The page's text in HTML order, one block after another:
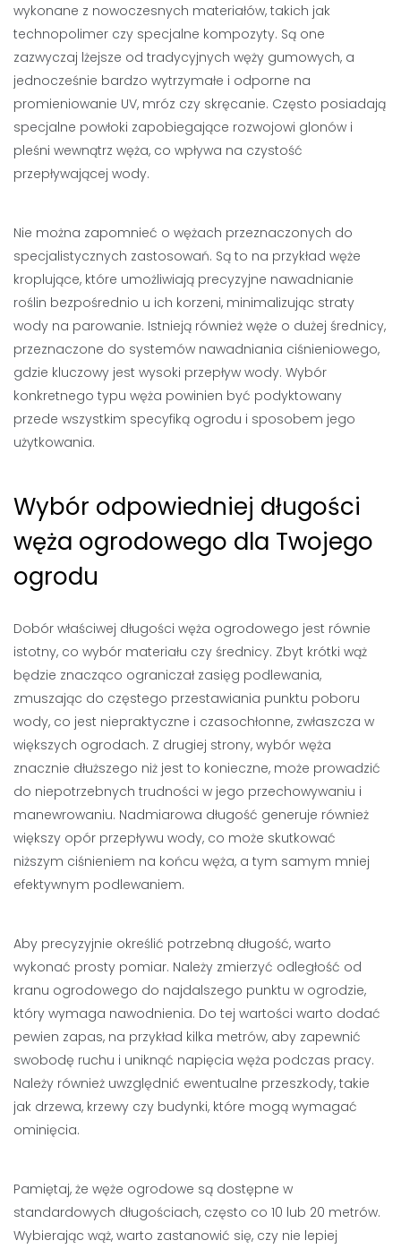
wykonane z nowoczesnych materiałów, takich jak
technopolimer czy specjalne kompozyty. Są one
zazwyczaj lżejsze od tradycyjnych węży gumowych, a
jednocześnie bardzo wytrzymałe i odporne na
promieniowanie UV, mróz czy skręcanie. Często posiadają
specjalne powłoki zapobiegające rozwojowi glonów i
pleśni wewnątrz węża, co wpływa na czystość
przepływającej wody.
Nie można zapomnieć o wężach przeznaczonych do
specjalistycznych zastosowań. Są to na przykład węże
kroplujące, które umożliwiają precyzyjne nawadnianie
roślin bezpośrednio u ich korzeni, minimalizując straty
wody na parowanie. Istnieją również węże o dużej średnicy,
przeznaczone do systemów nawadniania ciśnieniowego,
gdzie kluczowy jest wysoki przepływ wody. Wybór
konkretnego typu węża powinien być podyktowany
przede wszystkim specyfiką ogrodu i sposobem jego
użytkowania.
Wybór odpowiedniej długości
węża ogrodowego dla Twojego
ogrodu
Dobór właściwej długości węża ogrodowego jest równie
istotny, co wybór materiału czy średnicy. Zbyt krótki wąż
będzie znacząco ograniczał zasięg podlewania,
zmuszając do częstego przestawiania punktu poboru
wody, co jest niepraktyczne i czasochłonne, zwłaszcza w
większych ogrodach. Z drugiej strony, wybór węża
znacznie dłuższego niż jest to konieczne, może prowadzić
do niepotrzebnych trudności w jego przechowywaniu i
manewrowaniu. Nadmiarowa długość generuje również
większy opór przepływu wody, co może skutkować
niższym ciśnieniem na końcu węża, a tym samym mniej
efektywnym podlewaniem.
Aby precyzyjnie określić potrzebną długość, warto
wykonać prosty pomiar. Należy zmierzyć odległość od
kranu ogrodowego do najdalszego punktu w ogrodzie,
który wymaga nawodnienia. Do tej wartości warto dodać
pewien zapas, na przykład kilka metrów, aby zapewnić
swobodę ruchu i uniknąć napięcia węża podczas pracy.
Należy również uwzględnić ewentualne przeszkody, takie
jak drzewa, krzewy czy budynki, które mogą wymagać
ominięcia.
Pamiętaj, że węże ogrodowe są dostępne w
standardowych długościach, często co 10 lub 20 metrów.
Wybierając wąż, warto zastanowić się, czy nie lepiej